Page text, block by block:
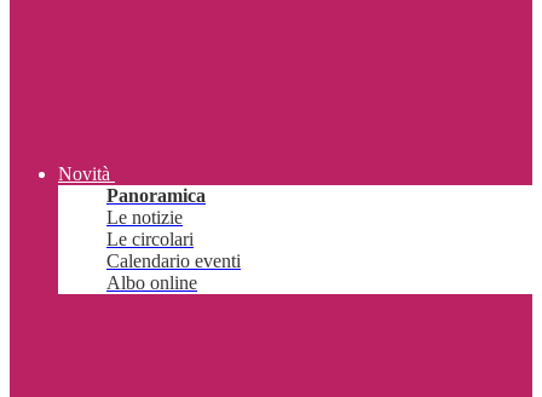
Novità
Panoramica
Le notizie
Le circolari
Calendario eventi
Albo online